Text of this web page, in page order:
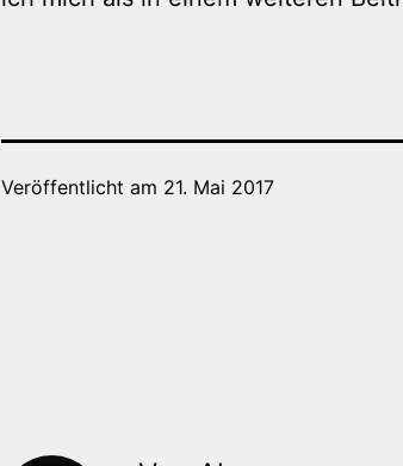
Veröffentlicht am 21. Mai 2017